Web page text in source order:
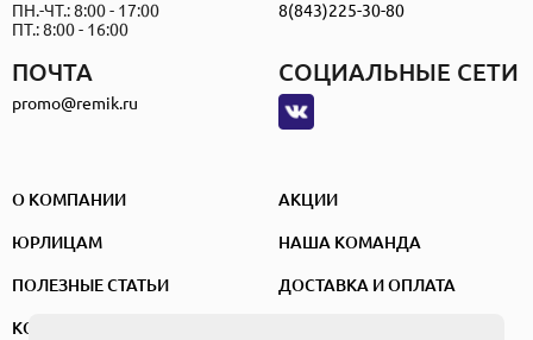
ПОЧТА
promo@remik.ru
ПН.-ЧТ.: 8:00 - 17:00
ПТ.: 8:00 - 16:00
8(843)225-30-80
СОЦИАЛЬНЫЕ СЕТИ
О КОМПАНИИ АКЦИИ
ЮРЛИЦАМ НАША КОМАНДА
ПОЛЕЗНЫЕ СТАТЬИ ДОСТАВКА И ОПЛАТА
КОНТАКТЫ